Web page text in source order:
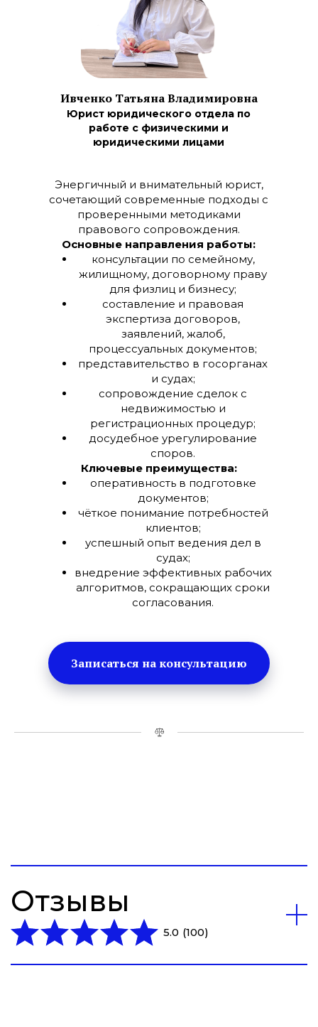
Ивченко Татьяна Владимировна
Юрист юридического отдела по
работе с физическими и
юридическими лицами
Энергичный и внимательный юрист,
сочетающий современные подходы с
проверенными методиками
правового сопровождения.
Основные направления работы:
консультации по семейному,
жилищному, договорному праву
для физлиц и бизнесу;
составление и правовая
экспертиза договоров,
заявлений, жалоб,
процессуальных документов;
представительство в госорганах
и судах;
сопровождение сделок с
недвижимостью и
регистрационных процедур;
досудебное урегулирование
споров.
Ключевые преимущества:
оперативность в подготовке
документов;
чёткое понимание потребностей
клиентов;
успешный опыт ведения дел в
судах;
внедрение эффективных рабочих
алгоритмов, сокращающих сроки
согласования.
Записаться на консультацию
Отзывы
5.0 (100)